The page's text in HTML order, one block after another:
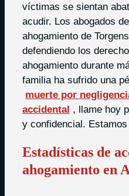
víctimas se sientan
acudir. Los abogados
ahogamiento de
defendiendo los
ahogamiento durante
familia ha sufrido una
muerte por
accidental , llame hoy
y confidencial.
Estadísticas de
ahogamiento en